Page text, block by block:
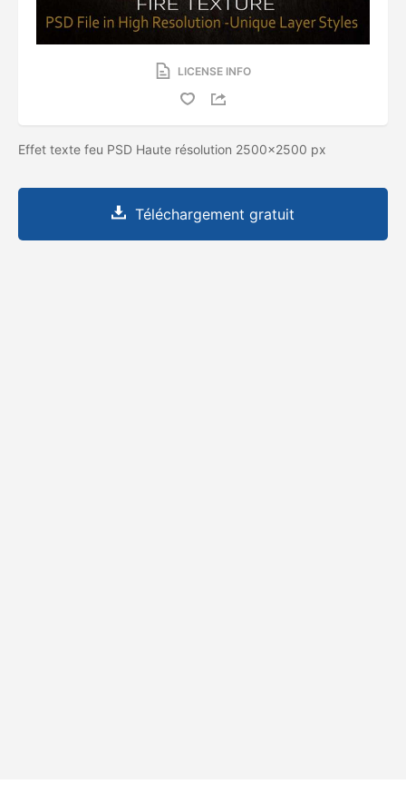
LICENSE INFO
Effet texte feu PSD Haute résolution 2500x2500 px
Téléchargement gratuit